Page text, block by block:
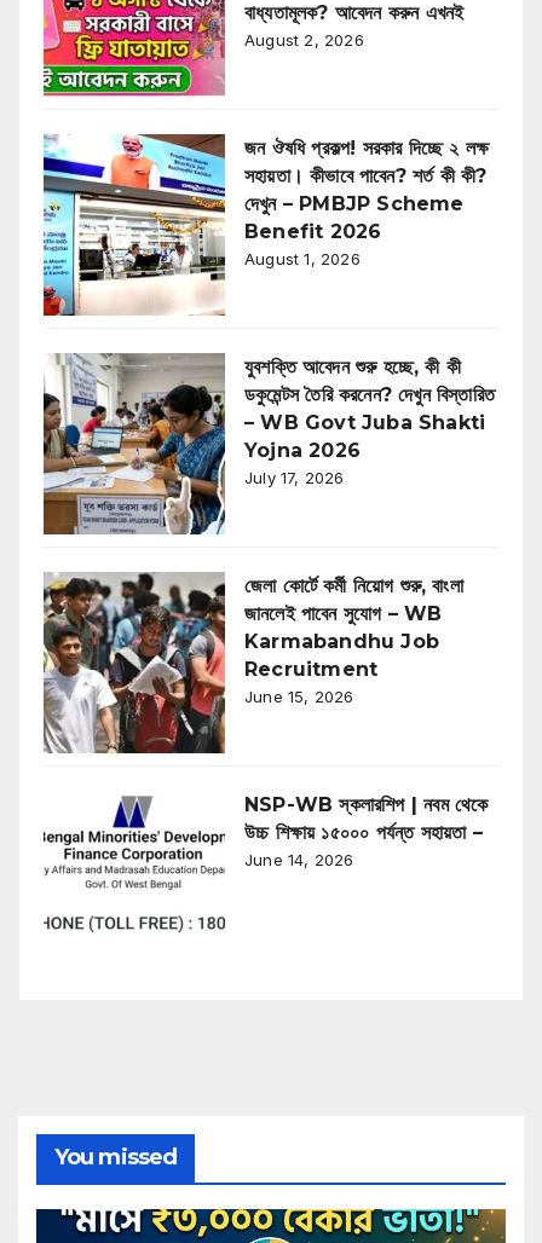
বাধ্যতামূলক? আবেদন করুন এখনই
August 2, 2026
জন ঔষধি প্রকল্প! সরকার দিচ্ছে ২ লক্ষ
সহায়তা। কীভাবে পাবেন? শর্ত কী কী?
দেখুন – PMBJP Scheme
Benefit 2026
August 1, 2026
যুবশক্তি আবেদন শুরু হচ্ছে, কী কী
ডকুমেন্টস তৈরি করনেন? দেখুন বিস্তারিত
– WB Govt Juba Shakti
Yojna 2026
July 17, 2026
জেলা কোর্টে কর্মী নিয়োগ শুরু, বাংলা
জানলেই পাবেন সুযোগ – WB
Karmabandhu Job
Recruitment
June 15, 2026
NSP-WB স্কলারশিপ | নবম থেকে
উচ্চ শিক্ষায় ১৫০০০ পর্যন্ত সহায়তা –
June 14, 2026
You missed